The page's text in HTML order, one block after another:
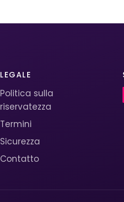
LEGALE
Politica sulla
riservatezza
Termini
Sicurezza
Contatto